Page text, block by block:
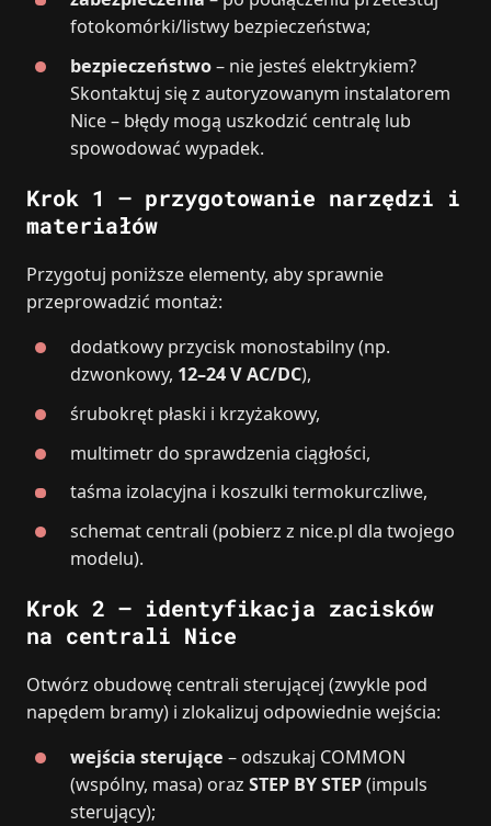
fotokomórki/listwy bezpieczeństwa;
bezpieczeństwo– nie jesteś elektrykiem?
Skontaktuj się z autoryzowanym instalatorem
Nice – błędy mogą uszkodzić centralę lub
spowodować wypadek.
Krok 1 – przygotowanie narzędzi i
materiałów
Przygotuj poniższe elementy, aby sprawnie
przeprowadzić montaż:
dodatkowy przycisk monostabilny (np.
dzwonkowy, 12–24 V AC/DC),
śrubokręt płaski i krzyżakowy,
multimetr do sprawdzenia ciągłości,
taśma izolacyjna i koszulki termokurczliwe,
schemat centrali (pobierz z nice.pl dla twojego
modelu).
Krok 2 – identyfikacja zacisków
na centrali Nice
Otwórz obudowę centrali sterującej (zwykle pod
napędem bramy) i zlokalizuj odpowiednie wejścia:
wejścia sterujące – odszukaj COMMON
(wspólny, masa) orazSTEP BY STEP(impuls
sterujący);